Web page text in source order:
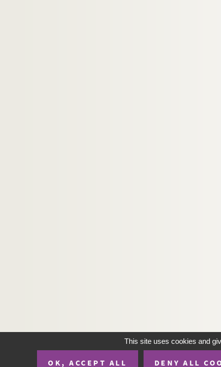
This site uses cookies and
OK, ACCEPT ALL DENY ALL